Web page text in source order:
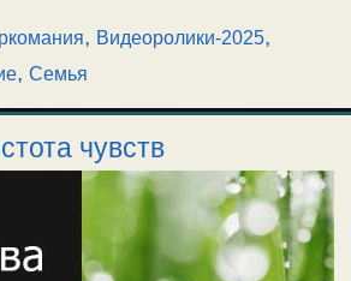
, Видеоролики-2025,
, Семья
чувств